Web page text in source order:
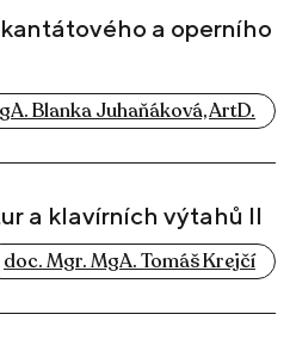
a operního
Blanka Juhaňáková, ArtD.
a klavírních výtahů II
doc. Mgr. MgA. Tomáš Krejčí